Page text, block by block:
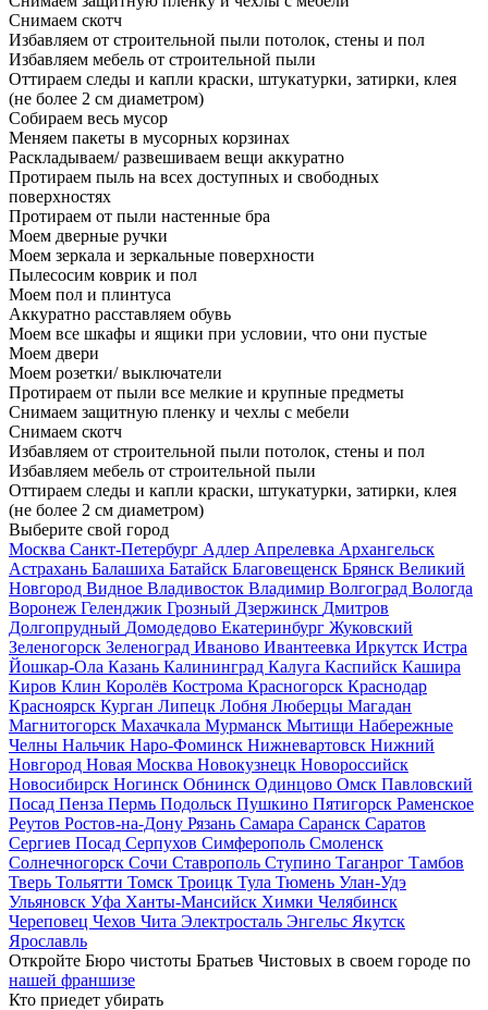
Снимаем скотч
Избавляем от строительной пыли потолок, стены и пол
Избавляем мебель от строительной пыли
Оттираем следы и капли краски, штукатурки, затирки, клея
(не более 2 см диаметром)
Собираем весь мусор
Меняем пакеты в мусорных корзинах
Раскладываем/ развешиваем вещи аккуратно
Протираем пыль на всех доступных и свободных
поверхностях
Протираем от пыли настенные бра
Моем дверные ручки
Моем зеркала и зеркальные поверхности
Пылесосим коврик и пол
Моем пол и плинтуса
Аккуратно расставляем обувь
Моем все шкафы и ящики при условии, что они пустые
Моем двери
Моем розетки/ выключатели
Протираем от пыли все мелкие и крупные предметы
Снимаем защитную пленку и чехлы с мебели
Снимаем скотч
Избавляем от строительной пыли потолок, стены и пол
Избавляем мебель от строительной пыли
Оттираем следы и капли краски, штукатурки, затирки, клея
(не более 2 см диаметром)
Выберите свой город
Москва Санкт-Петербург Адлер Апрелевка Архангельск
Астрахань Балашиха Батайск Благовещенск Брянск Великий
Новгород Видное Владивосток Владимир Волгоград Вологда
Воронеж Геленджик Грозный Дзержинск Дмитров
Долгопрудный Домодедово Екатеринбург Жуковский
Зеленогорск Зеленоград Иваново Ивантеевка Иркутск Истра
Йошкар-Ола Казань Калининград Калуга Каспийск Кашира
Киров Клин Королёв Кострома Красногорск Краснодар
Красноярск Курган Липецк Лобня Люберцы Магадан
Магнитогорск Махачкала Мурманск Мытищи Набережные
Челны Нальчик Наро-Фоминск Нижневартовск Нижний
Новгород Новая Москва Новокузнецк Новороссийск
Новосибирск Ногинск Обнинск Одинцово Омск Павловский
Посад Пенза Пермь Подольск Пушкино Пятигорск Раменское
Реутов Ростов-на-Дону Рязань Самара Саранск Саратов
Сергиев Посад Серпухов Симферополь Смоленск
Солнечногорск Сочи Ставрополь Ступино Таганрог Тамбов
Тверь Тольятти Томск Троицк Тула Тюмень Улан-Удэ
Ульяновск Уфа Ханты-Мансийск Химки Челябинск
Череповец Чехов Чита Электросталь Энгельс Якутск
Ярославль
Откройте Бюро чистоты Братьев Чистовых в своем городе по
нашей франшизе
Кто приедет убирать